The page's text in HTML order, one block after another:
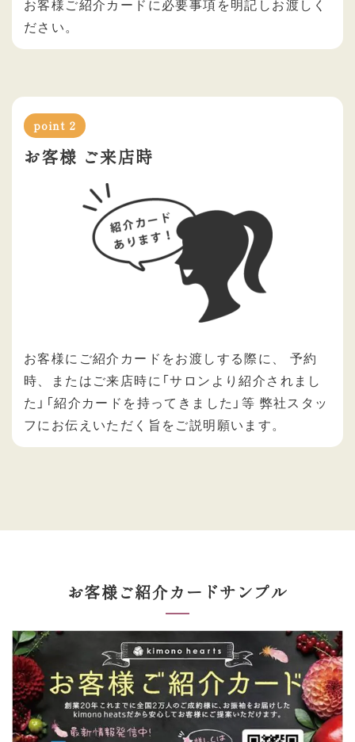
お客様ご紹介カードに必要事項を明記しお渡しく
ださい。
point
お客様 ご来店時
お客様にご紹介カードをお渡しする際に、 予約
時、またはご来店時に「サロンより紹介されまし
た」「紹介カードを持ってきました」等 弊社スタッ
フにお伝えいただく旨をご説明願います。
お客様ご紹介カードサンプル